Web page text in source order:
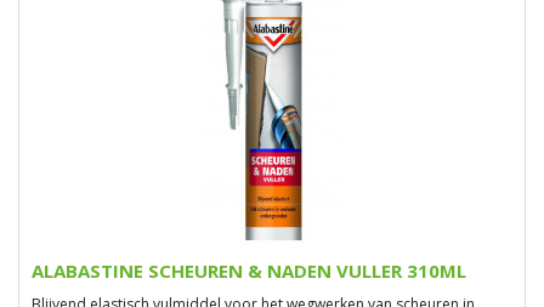
ALABASTINE SCHEUREN & NADEN VULLER 310ML